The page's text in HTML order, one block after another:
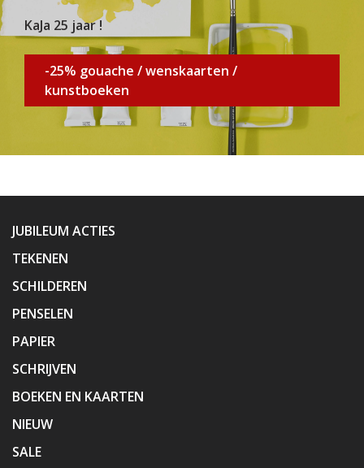
KaJa 25 jaar !
-25% gouache / wenskaarten /
kunstboeken
JUBILEUM ACTIES
TEKENEN
SCHILDEREN
PENSELEN
PAPIER
SCHRIJVEN
BOEKEN EN KAARTEN
NIEUW
SALE